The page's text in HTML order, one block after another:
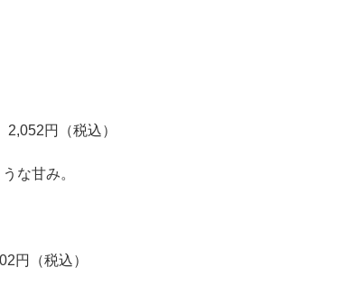
円（税込）
な甘み。
（税込）